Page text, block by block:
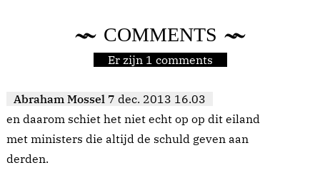
COMMENTS
Er zijn 1 comments
Abraham Mossel 7 dec. 2013 16.03
en daarom schiet het niet echt op op dit eiland
met ministers die altijd de schuld geven aan
derden.